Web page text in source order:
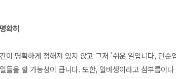
확히
이 명확하게 정해져 있지 않고 그저 '쉬운 일입니다, 단
들을 할 가능성이 큽니다. 또한, 알바생이라고 심부름이